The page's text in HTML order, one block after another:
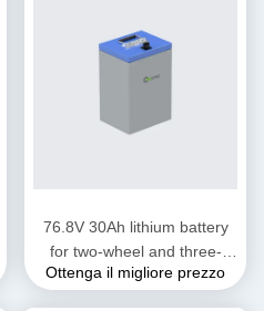
76.8V 30Ah lithium battery
for two-wheel and three-
wheel electric motorcycles
Ottenga il migliore prezzo